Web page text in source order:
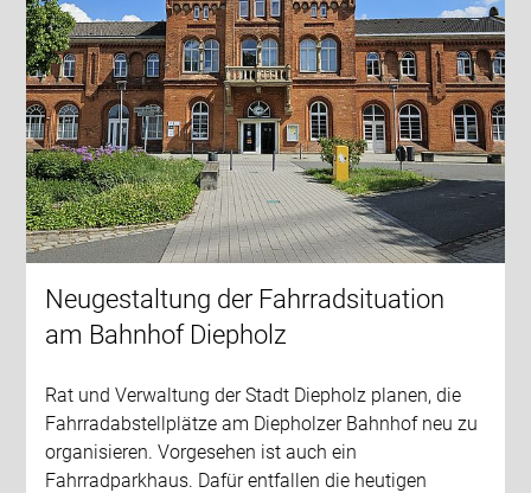
Neugestaltung der Fahrradsituation
am Bahnhof Diepholz
Rat und Verwaltung der Stadt Diepholz planen, die
Fahrradabstellplätze am Diepholzer Bahnhof neu zu
organisieren. Vorgesehen ist auch ein
Fahrradparkhaus. Dafür entfallen die heutigen